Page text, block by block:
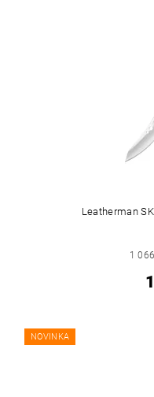
Leatherman
1
NOVINKA